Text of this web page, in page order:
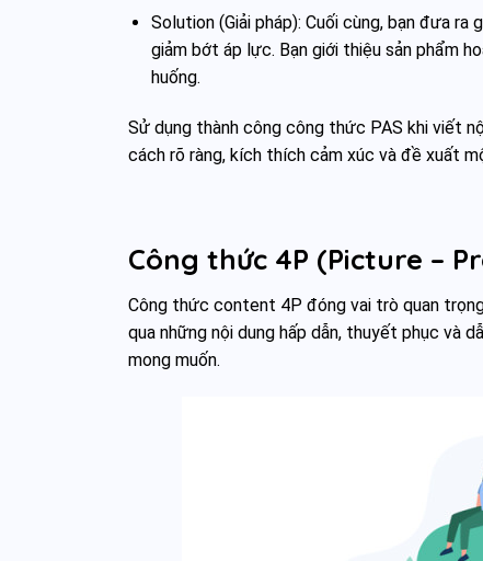
Solution (Giải pháp): Cuối cùng, bạn đưa
giảm bớt áp lực. Bạn giới thiệu sản phẩm
huống.
Sử dụng thành công công thức PAS khi viết
cách rõ ràng, kích thích cảm xúc và đề xuất
Công thức 4P (Picture –
Công thức content 4P đóng vai trò quan
qua những nội dung hấp dẫn, thuyết phục và
mong muốn.